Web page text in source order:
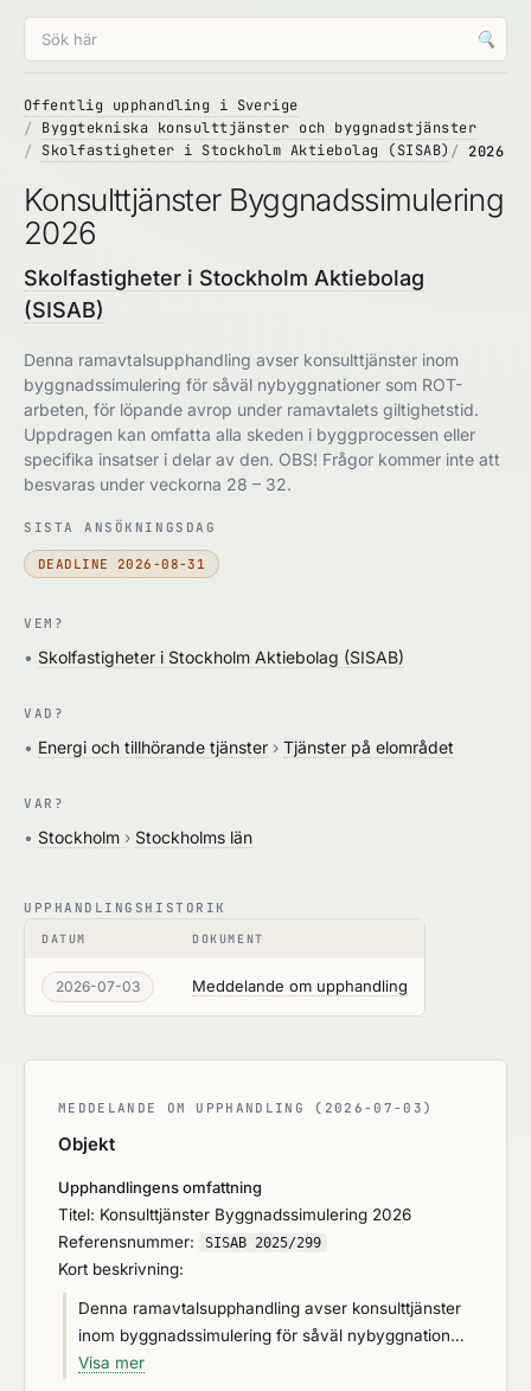
🔍
Offentlig upphandling i Sverige
Byggtekniska konsulttjänster och byggnadstjänster
Skolfastigheter i Stockholm Aktiebolag (SISAB)
2026
Konsulttjänster Byggnadssimulering
2026
Skolfastigheter i Stockholm Aktiebolag
(SISAB)
Denna ramavtalsupphandling avser konsulttjänster inom
byggnadssimulering för såväl nybyggnationer som ROT-
arbeten, för löpande avrop under ramavtalets giltighetstid.
Uppdragen kan omfatta alla skeden i byggprocessen eller
specifika insatser i delar av den. OBS! Frågor kommer inte att
besvaras under veckorna 28 – 32.
SISTA ANSÖKNINGSDAG
DEADLINE 2026-08-31
VEM?
• Skolfastigheter i Stockholm Aktiebolag (SISAB)
VAD?
• Energi och tillhörande tjänster › Tjänster på elområdet
VAR?
• Stockholm › Stockholms län
UPPHANDLINGSHISTORIK
DATUM DOKUMENT
2026-07-03 Meddelande om upphandling
MEDDELANDE OM UPPHANDLING (2026-07-03)
Objekt
Upphandlingens omfattning
Titel: Konsulttjänster Byggnadssimulering 2026
Referensnummer:
SISAB 2025/299
Kort beskrivning:
Denna ramavtalsupphandling avser konsulttjänster
inom byggnadssimulering för såväl nybyggnationer
som ROT-arbeten, för löpande avrop under
Visa mer